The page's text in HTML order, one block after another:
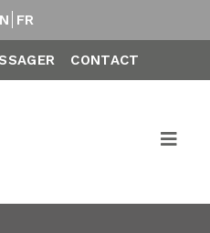
FR
CONTACT